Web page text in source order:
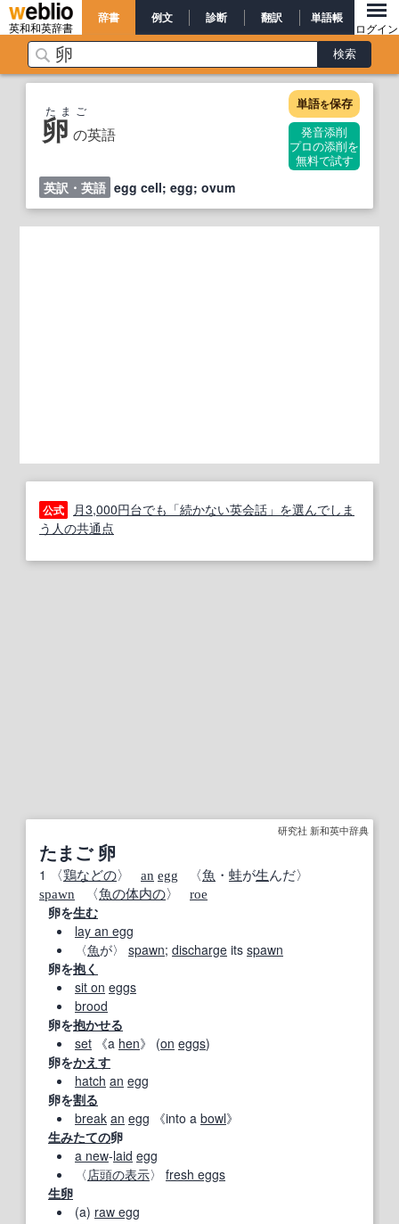
英和和英辞書
辞書 例文 診断 翻訳 単語帳
ログイン
卵 の英語
たまご 単語を保存
発音添削
プロの添削を
無料で試す
英訳・英語 egg cell; egg; ovum
公式
月3,000円台でも「続かない英会話」を選んでしま
う人の共通点
研究社 新和英中辞典
たまご 卵
1 〈鶏などの〉 an egg 〈魚 ・ 蛙が生んだ〉
spawn 〈魚の体内の〉 roe
卵を生む
lay an egg
〈魚が〉 spawn; discharge its spawn
卵を抱く
sit on eggs
brood
卵を抱かせる
set 《a hen》 (on eggs)
卵をかえす
hatch an egg
卵を割る
break an egg 《into a bowl》
生みたての卵
a new‐laid egg
〈 店頭の表示〉 fresh eggs
生卵
(a) raw egg